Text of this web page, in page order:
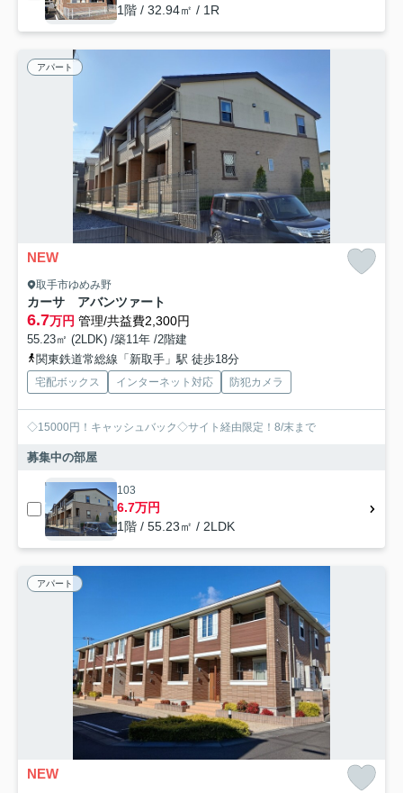
1階 / 32.94㎡ / 1R
アパート
NEW
取手市ゆめみ野
カーサ アバンツァート
6.7万円 管理/共益費2,300円
55.23㎡ (2LDK) /築11年 /2階建
関東鉄道常総線「新取手」駅 徒歩18分
宅配ボックス インターネット対応 防犯カメラ
◇15000円！キャッシュバック◇サイト経由限定！8/末まで
募集中の部屋
103
6.7万円
1階 / 55.23㎡ / 2LDK
アパート
NEW